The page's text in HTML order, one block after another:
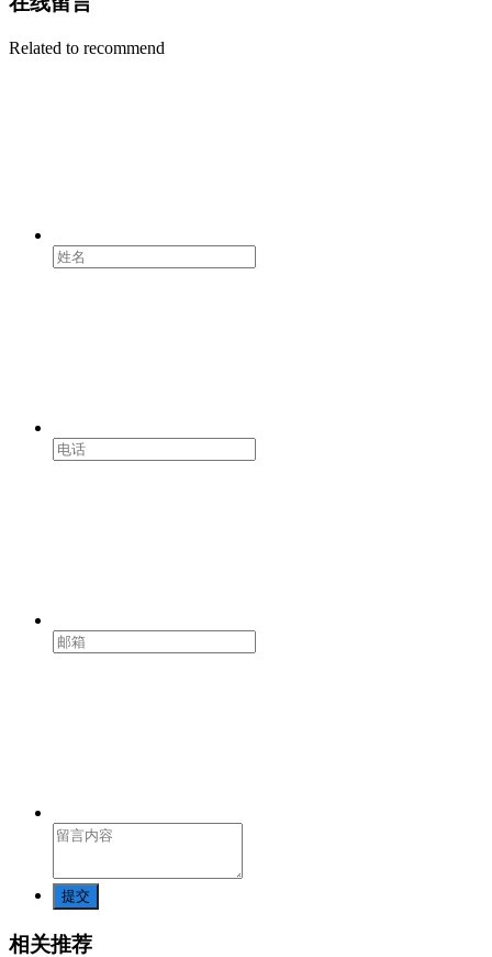
Related to recommend
提交
相关推荐